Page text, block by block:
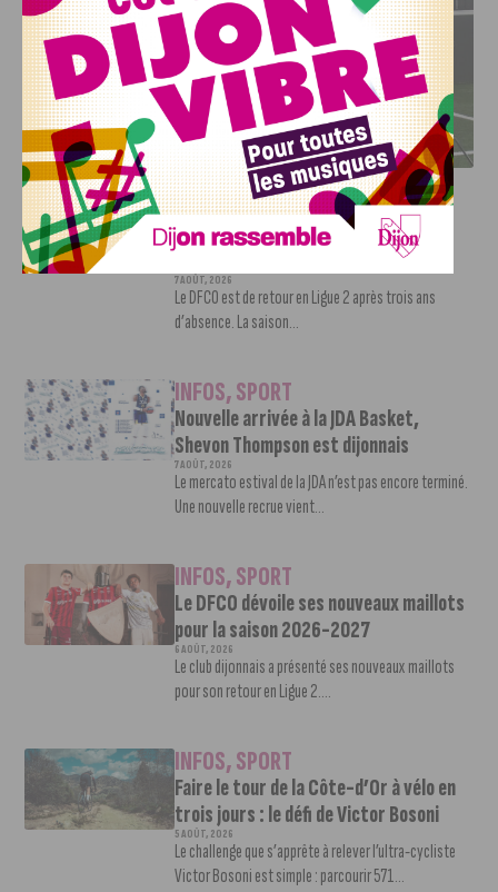
DFCO : RENCONTRE AVEC PIERRE-HENRI DEBALLON,
L’ARTISAN DE LA MONTÉE EN LIGUE 2
INFOS,SPORT
DFCO : Rencontre avec Pierre-Henri
Deballon, l’artisan de la montée en
Ligue 2
7 AOÛT, 2026
Le DFCO est de retour en Ligue 2 après trois ans
d’absence. La saison...
INFOS,SPORT
Nouvelle arrivée à la JDA Basket,
Shevon Thompson est dijonnais
7 AOÛT, 2026
Le mercato estival de la JDA n’est pas encore terminé.
Une nouvelle recrue vient...
INFOS,SPORT
Le DFCO dévoile ses nouveaux maillots
pour la saison 2026-2027
6 AOÛT, 2026
Le club dijonnais a présenté ses nouveaux maillots
pour son retour en Ligue 2....
INFOS,SPORT
Faire le tour de la Côte-d’Or à vélo en
trois jours : le défi de Victor Bosoni
5 AOÛT, 2026
Le challenge que s’apprête à relever l’ultra-cycliste
Victor Bosoni est simple : parcourir 571...